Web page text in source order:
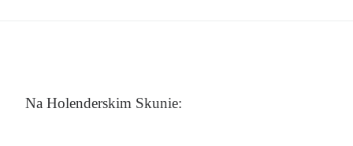
Na Holenderskim Skunie: